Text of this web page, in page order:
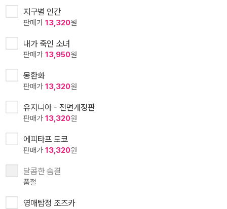
지구별 인간
판매가 13,320원
내가 죽인 소녀
판매가 13,950원
몽환화
판매가 13,320원
유지니아 - 전면개정판
판매가 13,320원
에피타프 도쿄
판매가 13,320원
달콤한 숨결
품절
영매탐정 조즈카